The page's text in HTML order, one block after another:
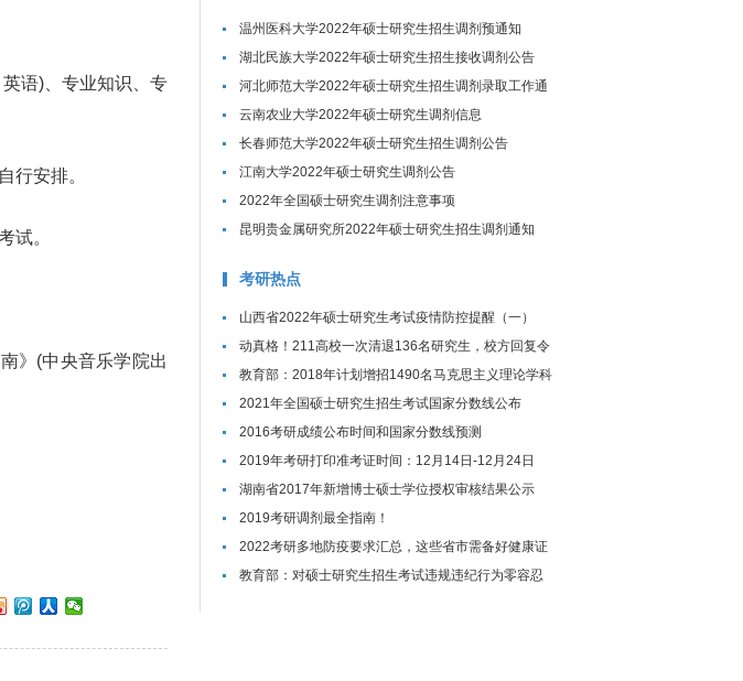
语)、专业知识、专
安排。
试。
》(中央音乐学院出
温州医科大学2022年硕士研究生招生调剂预通知
湖北民族大学2022年硕士研究生招生接收调剂公告
河北师范大学2022年硕士研究生招生调剂录取工作通
知
云南农业大学2022年硕士研究生调剂信息
长春师范大学2022年硕士研究生招生调剂公告
江南大学2022年硕士研究生调剂公告
2022年全国硕士研究生调剂注意事项
昆明贵金属研究所2022年硕士研究生招生调剂通知
考研热点
山西省2022年硕士研究生考试疫情防控提醒（一）
动真格！211高校一次清退136名研究生，校方回复令
人惊讶
教育部：2018年计划增招1490名马克思主义理论学科
研究生
2021年全国硕士研究生招生考试国家分数线公布
2016考研成绩公布时间和国家分数线预测
2019年考研打印准考证时间：12月14日-12月24日
湖南省2017年新增博士硕士学位授权审核结果公示
2019考研调剂最全指南！
2022考研多地防疫要求汇总，这些省市需备好健康证
明！
教育部：对硕士研究生招生考试违规违纪行为零容忍